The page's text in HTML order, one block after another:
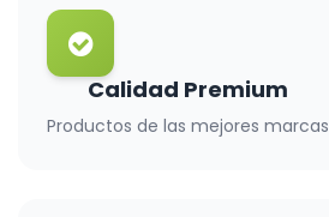
Calidad Premium
Productos de las mejores marcas